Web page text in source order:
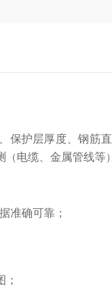
保护层厚度、钢筋
（电缆、金属管线等
准确可靠；